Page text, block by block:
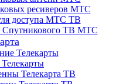
ресиверов МТС
доступа МТС ТВ
Спутникового ТВ МТС
Телекарты
Телекарта ТВ